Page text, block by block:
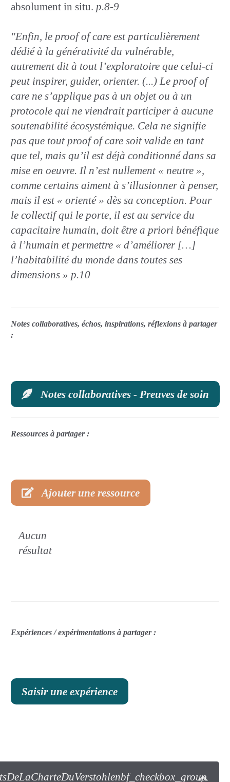
absolument in situ. p.8-9
"Enfin, le proof of care est particulièrement
dédié à la générativité du vulnérable,
autrement dit à tout l’exploratoire que celui-ci
peut inspirer, guider, orienter. (...) Le proof of
care ne s’applique pas à un objet ou à un
protocole qui ne viendrait participer à aucune
soutenabilité écosystémique. Cela ne signifie
pas que tout proof of care soit valide en tant
que tel, mais qu’il est déjà conditionné dans sa
mise en oeuvre. Il n’est nullement « neutre »,
comme certains aiment à s’illusionner à penser,
mais il est « orienté » dès sa conception. Pour
le collectif qui le porte, il est au service du
capacitaire humain, doit être a priori bénéfique
à l’humain et permettre « d’améliorer […]
l’habitabilité du monde dans toutes ses
dimensions » p.10
Notes collaboratives, échos, inspirations, réflexions à partager
:
Notes collaboratives - Preuves de soin
Ressources à partager :
Ajouter une ressource
Aucun
résultat
Expériences / expérimentations à partager :
Saisir une expérience